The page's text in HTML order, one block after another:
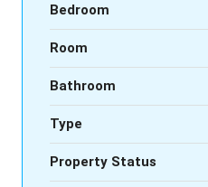
Bedroom
Room
Bathroom
Type
Property Status